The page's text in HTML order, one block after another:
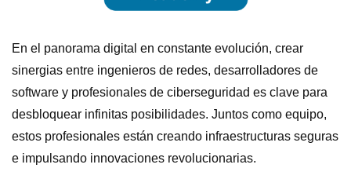
En el panorama digital en constante evolución, crear
sinergias entre ingenieros de redes, desarrolladores de
software y profesionales de ciberseguridad es clave para
desbloquear infinitas posibilidades. Juntos como equipo,
estos profesionales están creando infraestructuras seguras
e impulsando innovaciones revolucionarias.